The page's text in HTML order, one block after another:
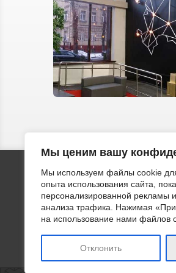
Мы ценим вашу
Мы используем файлы cookie
опыта использования сайта,
персонализированной рекламы
анализа трафика. Нажимая
на использование нами файлов
Отклонить